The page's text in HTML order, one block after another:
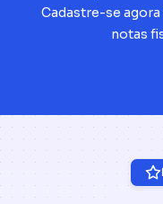
Cadastre-se
notas